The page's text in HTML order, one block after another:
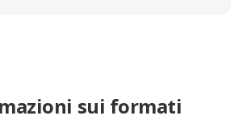
sui formati